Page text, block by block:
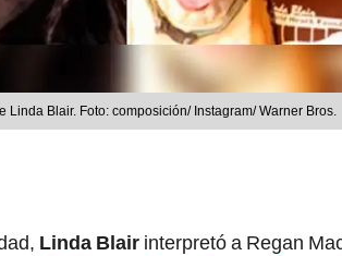
Blair. Foto: composición/ Instagram/ Warner Bros.
Linda Blair interpretó a Regan